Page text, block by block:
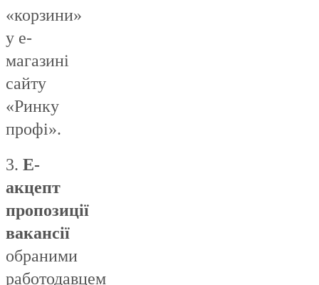
«корзини»
у е-
магазині
сайту
«Ринку
профі».
3. Е-
акцепт
пропозиції
вакансії
обраними
работодавцем